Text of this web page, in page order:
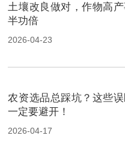
土壤改良做对，作物高
半功倍
2026-04-23
农资选品总踩坑？这些误
一定要避开！
2026-04-17